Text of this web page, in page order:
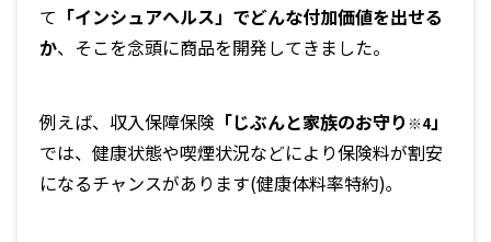
て 「インシュアヘルス」でどんな付加価値を出せる
か、そこを念頭に商品を開発してきました。
例えば、収入保障保険 「じぶんと家族のお守り ※4」
では、健康状態や喫煙状況などにより保険料が割安
になるチャンスがあります(健康体料率特約)｡